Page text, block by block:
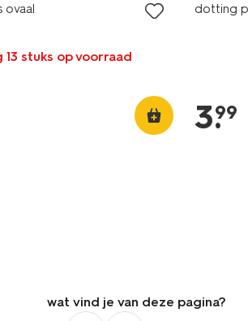
ovaal
13 stuks op voorraad
dotting
3.
99
wat vind je van deze pagina?